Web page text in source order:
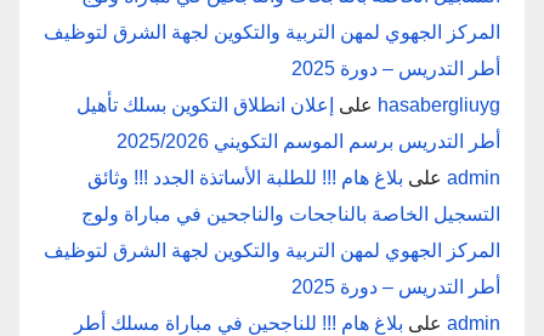
المركز الجهوي لمهن التربية والتكوين لجهة الشرق لتوظيف
أطر التدريس – دورة 2025
hasabergliuyg على
إعلان انطلاق التكوين بسلك تأهيل
أطر التدريس برسم الموسم التكويني 2025/2026
admin على بلاغ هام !!! للطلبة الأساتذة الجدد !!! وثائق
التسجيل الخاصة بالناجحات والناجحين في مباراة ولوج
المركز الجهوي لمهن التربية والتكوين لجهة الشرق لتوظيف
أطر التدريس – دورة 2025
admin على بلاغ هام !!! للناجحين في مباراة مسلك أطر